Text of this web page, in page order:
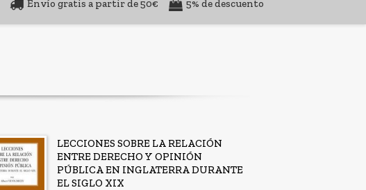
Envío gratis a partir de 50€ 5% de descuento
LECCIONES SOBRE LA RELACIÓN
ENTRE DERECHO Y OPINIÓN
PÚBLICA EN INGLATERRA DURANTE
EL SIGLO XIX